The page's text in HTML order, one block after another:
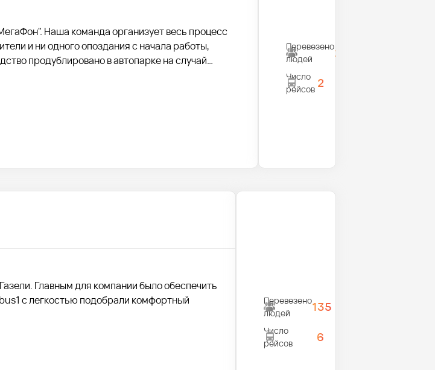
Наша команда организует весь процесс
и ни одного опоздания с начала работы,
продублировано в автопарке на случай
Перевезено
людей
28
Число
рейсов 2
Главным для компании было обеспечить
с легкостью подобрали комфортный
Перевезено
людей
135
Число
рейсов
6